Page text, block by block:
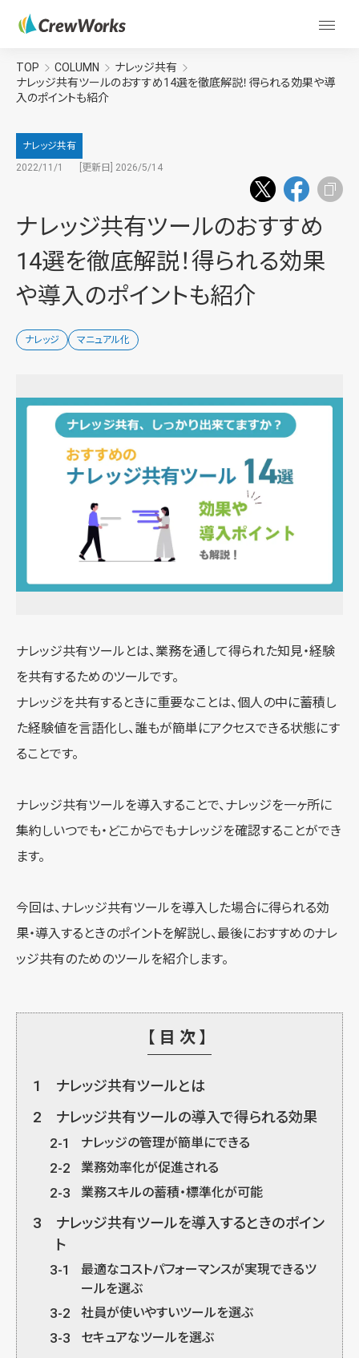
TOP COLUMN
ナレッジ共有
ナレッジ共有ツールのおすすめ14選を徹底解説！得られる効果や導
入のポイントも紹介
ナレッジ共有
2022/11/1
[更新日] 2026/5/14
ナレッジ共有ツールのおすすめ
14選を徹底解説！得られる効果
や導入のポイントも紹介
ナレッジ マニュアル化
ナレッジ共有ツールとは、業務を通して得られた知見・経験
を共有するためのツールです。
ナレッジを共有するときに重要なことは、個人の中に蓄積し
た経験値を言語化し、誰もが簡単にアクセスできる状態にす
ることです。
ナレッジ共有ツールを導入することで、ナレッジを一ヶ所に
集約しいつでも・どこからでもナレッジを確認することができ
ます。
今回は、ナレッジ共有ツールを導入した場合に得られる効
果・導入するときのポイントを解説し、最後におすすめのナレ
ッジ共有のためのツールを紹介します。
【目次】
1 ナレッジ共有ツールとは
2 ナレッジ共有ツールの導入で得られる効果
2-1 ナレッジの管理が簡単にできる
2-2 業務効率化が促進される
2-3 業務スキルの蓄積・標準化が可能
3
ナレッジ共有ツールを導入するときのポイン
ト
3-1
最適なコストパフォーマンスが実現できるツ
ールを選ぶ
3-2 社員が使いやすいツールを選ぶ
3-3 セキュアなツールを選ぶ